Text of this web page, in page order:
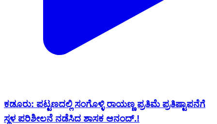
ಕಡೂರು: ಪಟ್ಟಣದಲ್ಲಿ ಸಂಗೊಳ್ಳಿ ರಾಯಣ್ಣ ಪ್ರತಿಮೆ ಪ್ರತಿಷ್ಟಾಪನೆಗೆ
ಸ್ಥಳ ಪರಿಶೀಲನೆ ನಡೆಸಿದ ಶಾಸಕ ಆನಂದ್.!